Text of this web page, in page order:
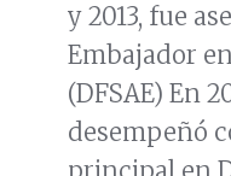
y 2013, fue
Embajador
(DFSAE) En
desempeñó